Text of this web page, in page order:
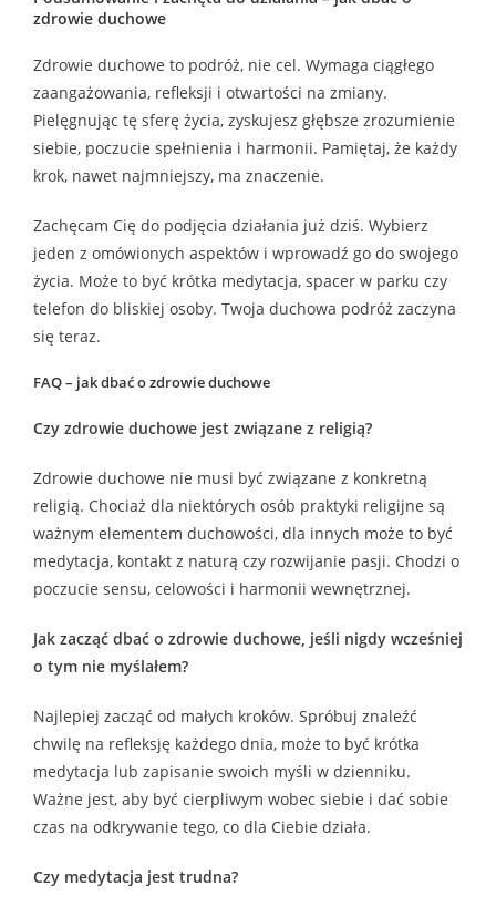
zdrowie duchowe
Zdrowie duchowe to podróż, nie cel. Wymaga ciągłego
zaangażowania, refleksji i otwartości na zmiany.
Pielęgnując tę sferę życia, zyskujesz głębsze zrozumienie
siebie, poczucie spełnienia i harmonii. Pamiętaj, że każdy
krok, nawet najmniejszy, ma znaczenie.
Zachęcam Cię do podjęcia działania już dziś. Wybierz
jeden z omówionych aspektów i wprowadź go do swojego
życia. Może to być krótka medytacja, spacer w parku czy
telefon do bliskiej osoby. Twoja duchowa podróż zaczyna
się teraz.
FAQ – jak dbać o zdrowie duchowe
Czy zdrowie duchowe jest związane z religią?
Zdrowie duchowe nie musi być związane z konkretną
religią. Chociaż dla niektórych osób praktyki religijne są
ważnym elementem duchowości, dla innych może to być
medytacja, kontakt z naturą czy rozwijanie pasji. Chodzi o
poczucie sensu, celowości i harmonii wewnętrznej.
Jak zacząć dbać o zdrowie duchowe, jeśli nigdy wcześniej
o tym nie myślałem?
Najlepiej zacząć od małych kroków. Spróbuj znaleźć
chwilę na refleksję każdego dnia, może to być krótka
medytacja lub zapisanie swoich myśli w dzienniku.
Ważne jest, aby być cierpliwym wobec siebie i dać sobie
czas na odkrywanie tego, co dla Ciebie działa.
Czy medytacja jest trudna?